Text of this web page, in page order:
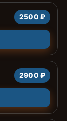
2500 ₽
2900 ₽